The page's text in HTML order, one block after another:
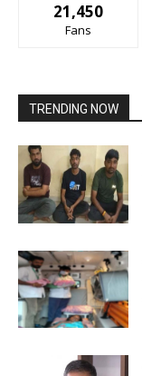
21,450
Fans
TRENDING NOW